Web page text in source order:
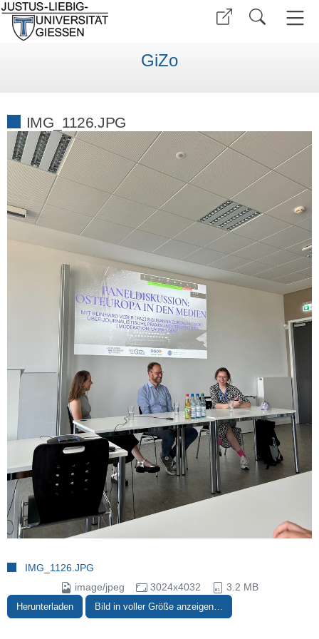
GiZo
IMG_1126.JPG
IMG_1126.JPG
image/jpeg
3024x4032 3.2 MB
Herunterladen Bild in voller Größe anzeigen…